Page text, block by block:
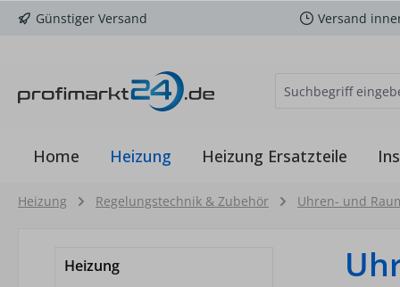
Hauptinhalt springen
Zur Suche springen
Zur Hauptnavigation springen
Günstiger Versand Versand
Home Heizung Heizung Ersatzteile
Heizung Regelungstechnik & Zubehör Uhren- und
Heizung